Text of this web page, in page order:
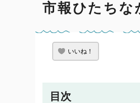
市報ひたちな
いいね！
目次